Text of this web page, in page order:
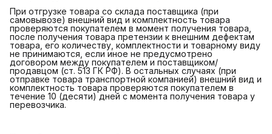
При отгрузке товара со склада поставщика (при
самовывозе) внешний вид и комплектность товара
проверяются покупателем в момент получения товара,
после получения товара претензии к внешним дефектам
товара, его количеству, комплектности и товарному виду
не принимаются, если иное не предусмотрено
договором между покупателем и поставщиком/
продавцом (ст. 513 ГК РФ). В остальных случаях (при
отправке товара транспортной компанией) внешний вид и
комплектность товара проверяются покупателем в
течение 10 (десяти) дней с момента получения товара у
перевозчика.